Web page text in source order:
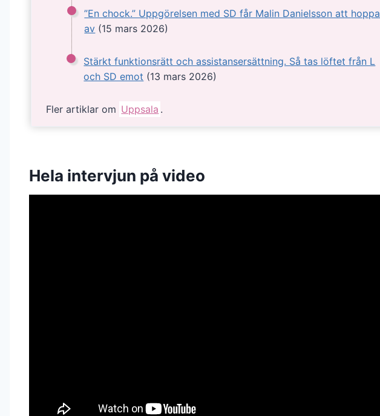
”En chock.” Uppgörelsen med SD får Malin Danielsson att hoppa
av (15 mars 2026)
Stärkt funktionsrätt och assistansersättning. Så tas löftet från L
och SD emot (13 mars 2026)
Fler artiklar om Uppsala .
Hela intervjun på video